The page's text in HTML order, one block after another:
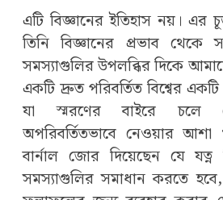
এটি বিজ্ঞানের ইতিহাস নয়। এর
তিনি বিজ্ঞানের প্রভাব থেকে
সমস্যাগুলির উপলব্ধির দিকে
একটি দ্রুত পরিবর্তিত বিশ্বের
যা স্মরণের বাইরে চলে
অপরিবর্তিতভাবে নেওয়ার
বার্নাল জোর দিয়েছেন যে
সমস্যাগুলির সমাধান করতে হবে,